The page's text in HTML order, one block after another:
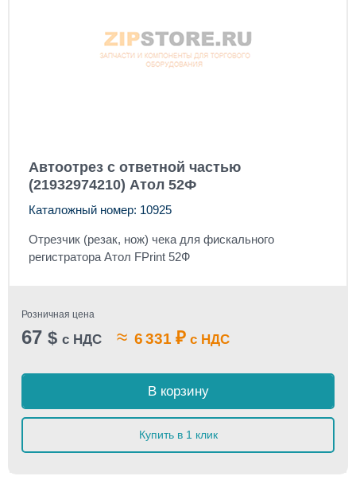
Автоотрез с ответной частью
(21932974210) Атол 52Ф
Каталожный номер: 10925
Отрезчик (резак, нож) чека для фискального
регистратора Атол FPrint 52Ф
Розничная цена
67 $ с НДС ≈ 6 331 ₽ с НДС
В корзину
Купить в 1 клик